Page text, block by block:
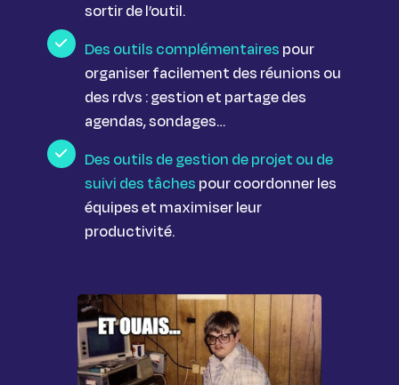
sortir de l’outil.
Des outils complémentaires pour
organiser facilement des réunions ou
des rdvs : gestion et partage des
agendas, sondages…
Des outils de gestion de projet ou de
suivi des tâches pour coordonner les
équipes et maximiser leur
productivité.